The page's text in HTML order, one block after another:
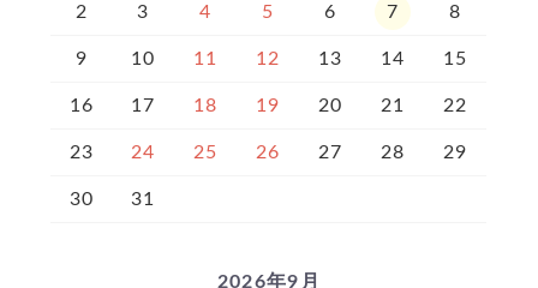
2 3 4 5 6 7 8
9 10 11 12 13 14 15
16 17 18 19 20 21 22
23 24 25 26 27 28 29
30 31
2026年9月